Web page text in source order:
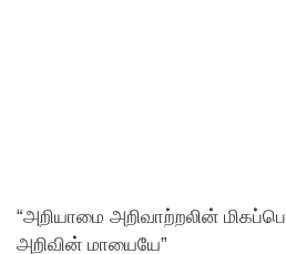
“அறியாமை அறிவாற்றலின்
அறிவின் மாயையே”